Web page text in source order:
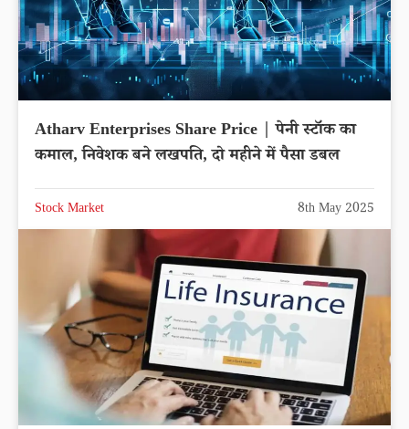
Atharv Enterprises Share Price | पेनी स्टॉक का
कमाल, निवेशक बने लखपति, दो महीने में पैसा डबल
Stock Market 8th May 2025